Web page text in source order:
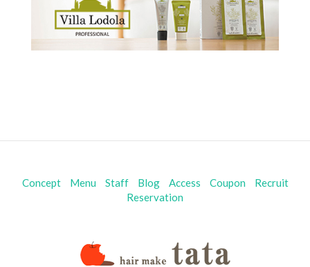
Concept Menu Staff Blog Access Coupon
Recruit
Reservation